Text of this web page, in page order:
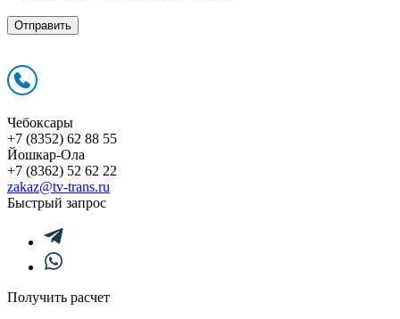
Чебоксары
+7 (8352) 62 88 55
Йошкар-Ола
+7 (8362) 52 62 22
zakaz@tv-trans.ru
Быстрый запрос
Получить расчет